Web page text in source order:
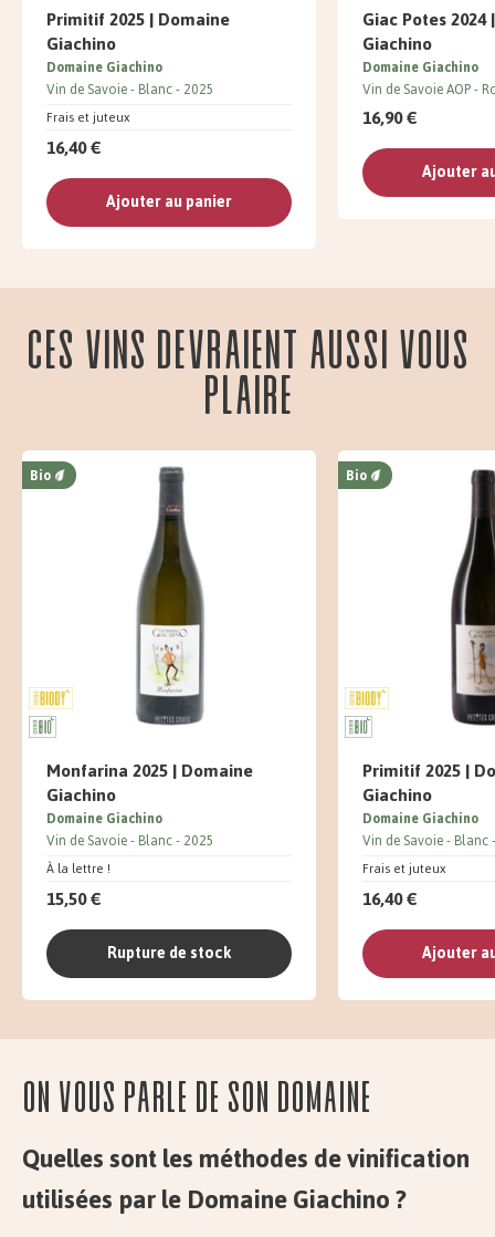
Primitif 2025 | Domaine
Giachino
Frais et juteux
Domaine Giachino
Vin de Savoie Blanc 2025
16,40 €
Ajouter au panier
Giac Potes
Giachino
Domaine Giachino
Vin de Savoie AOP
16,90 €
Ajouter
Ces vins devraient aussi vous
plaire
Bio
Monfarina 2025 | Domaine
Giachino
À la lettre !
Domaine Giachino
Vin de Savoie Blanc 2025
15,50 €
Rupture de stock
Bio
Primitif 2025 |
Giachino
Frais et juteux
Domaine Giachino
Vin de Savoie Blanc
16,40 €
Ajouter
On vous parle de son domaine
Quelles sont les méthodes de vinification
utilisées par le Domaine Giachino ?